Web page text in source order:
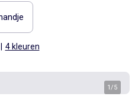
4 kleuren
1/5